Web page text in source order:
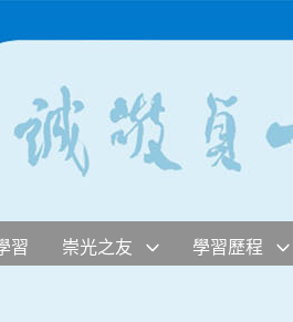
習 崇光之友 學習歷程